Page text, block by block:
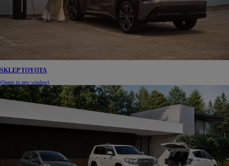
SKLEP TOYOTA
(Opens in new window)